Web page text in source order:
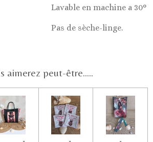
Lavable en machine a 30°
Pas de sèche-linge.
aimerez peut-être.....